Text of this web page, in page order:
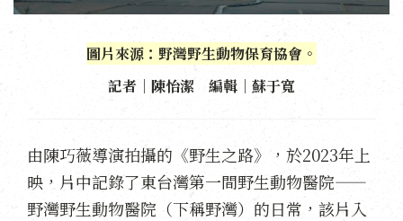
圖片來源：野灣野生動物保育協會。
記者｜陳怡潔 編輯｜蘇于寬
由陳巧薇導演拍攝的《野生之路》，於2023年上
映，片中記錄了東台灣第一間野生動物醫院——
野灣野生動物醫院（下稱野灣）的日常，該片入